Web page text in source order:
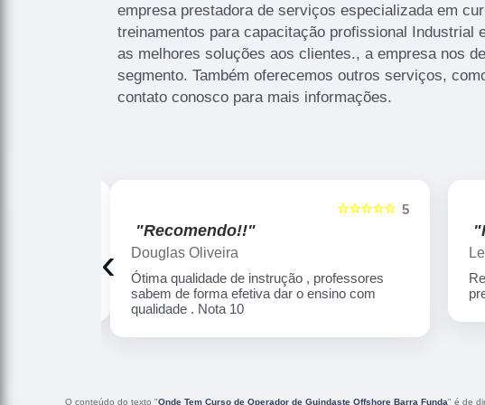
empresa prestadora de serviços especializada em
treinamentos para capacitação profissional Industrial
as melhores soluções aos clientes., a empresa nos
segmento. Também oferecemos outros serviços,
contato conosco para mais informações.
5
☆☆☆☆☆
"Recomendo!!"
Douglas Oliveira
Ótima qualidade de instrução , professores
sabem de forma efetiva dar o ensino com
qualidade . Nota 10
‹
O conteúdo do texto "Onde Tem Curso de Operador de Guindaste Offshore Barra Funda" é de